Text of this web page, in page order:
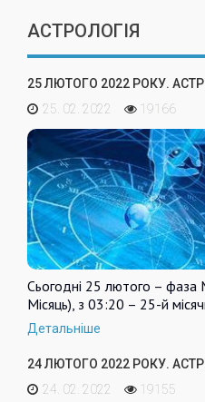
АСТРОЛОГІЯ
25 ЛЮТОГО 2022 РОКУ.
25. 02. 2022
19166
Сьогодні 25 лютого – фаза
Місяць), з 03:20 – 25-й
Детальніше
24 ЛЮТОГО 2022 РОКУ.
24. 02. 2022
19155